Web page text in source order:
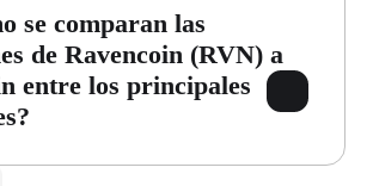
se comparan las
de Ravencoin (RVN) a
entre los principales